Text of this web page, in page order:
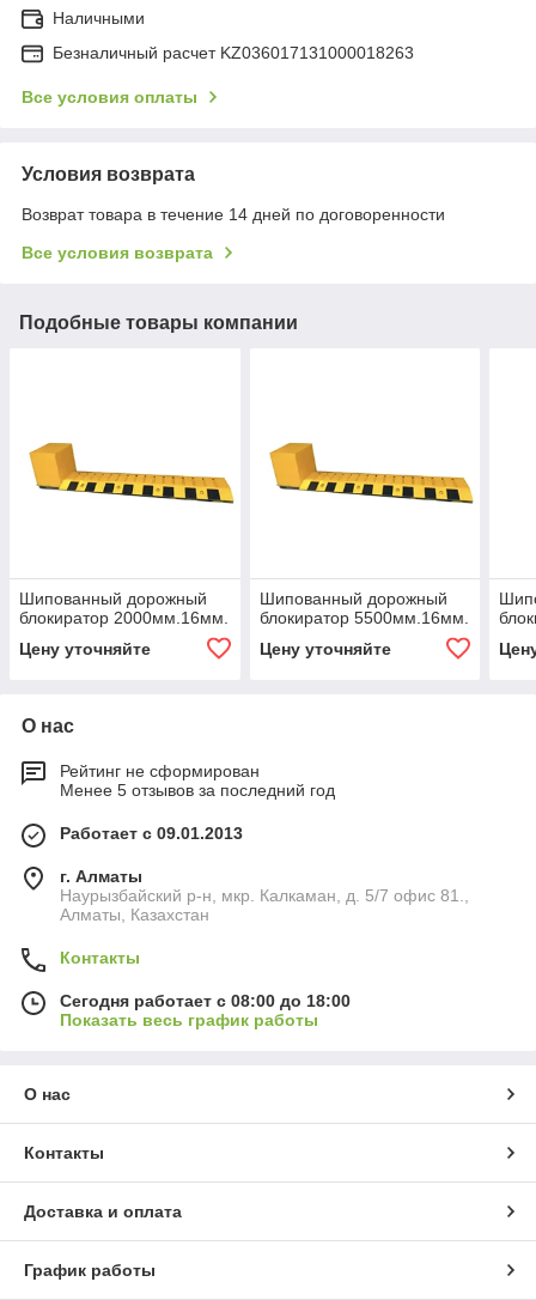
Наличными
Безналичный расчет KZ036017131000018263
Все условия оплаты
Условия возврата
Возврат товара в течение 14 дней по договоренности
Все условия возврата
Подобные товары компании
Шипованный дорожный
блокиратор 2000мм.16мм.
Цену уточняйте
Шипованный дорожный
блокиратор 5500мм.16мм.
Цену уточняйте
О нас
Рейтинг не сформирован
Менее 5 отзывов за последний год
Работает с 09.01.2013
г. Алматы
Наурызбайский р-н, мкр. Калкаман, д. 5/7 офис 81.,
Алматы, Казахстан
Контакты
Сегодня работает с 08:00 до 18:00
Показать весь график работы
О нас
Контакты
Доставка и оплата
График работы